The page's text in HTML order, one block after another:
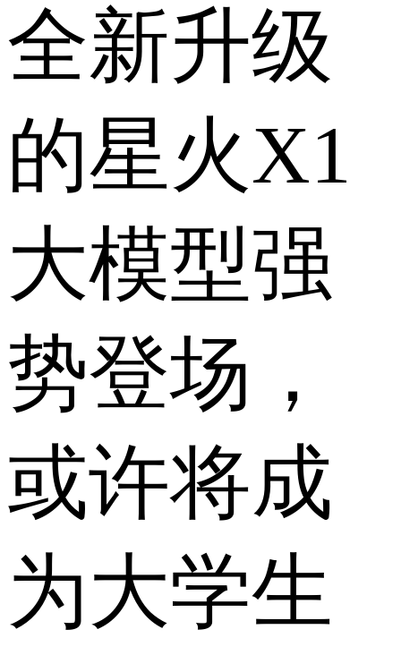
全新升级
的星火X1
大模型强
势登场，
或许将成
为大学生